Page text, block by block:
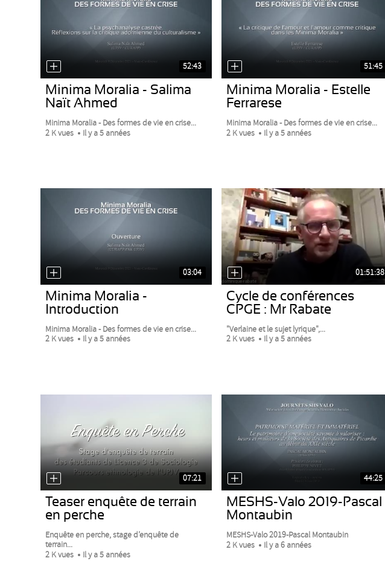
52:43
Minima Moralia - Salima
Naït Ahmed
Minima Moralia - Des formes de vie en crise...
2 K vues
Il y a 5 années
51:45
Minima Moralia - Estelle
Ferrarese
Minima Moralia - Des formes de vie en crise...
2 K vues
Il y a 5 années
03:04
Minima Moralia -
Introduction
Minima Moralia - Des formes de vie en crise...
2 K vues
Il y a 5 années
01:51:38
Cycle de conférences
CPGE : Mr Rabate
"Verlaine et le sujet lyrique",...
2 K vues
Il y a 5 années
07:21
Teaser enquête de terrain
en perche
Enquête en perche, stage d’enquête de
terrain...
2 K vues
Il y a 5 années
44:25
MESHS-Valo 2019-Pascal
Montaubin
MESHS-Valo 2019-Pascal Montaubin
2 K vues
Il y a 6 années